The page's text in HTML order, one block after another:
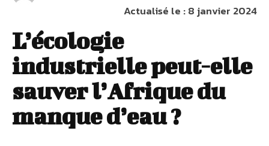
Actualisé le :8 janvier 2024
L’écologie
industrielle peut-elle
sauver l’Afrique du
manque d’eau ?